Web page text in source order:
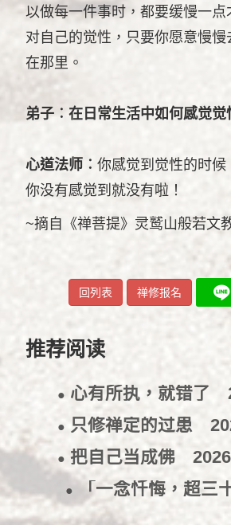
以做每一件事时，都要缓慢一点
对自己的觉性，只要你愿意慢
在那里。
弟子︰在日常生活中如何感觉觉
心道法师︰ 你感觉到觉性的时候
你没有感觉到就没有啦！
~摘自《禅菩提》灵鹫山般若文
回列表 禅修报名
推荐阅读
● 心有所执，就错了
● 只修禅定的过患
● 把自己当成佛
●
「一念忏悔，超三
峰原妙禅师的故事